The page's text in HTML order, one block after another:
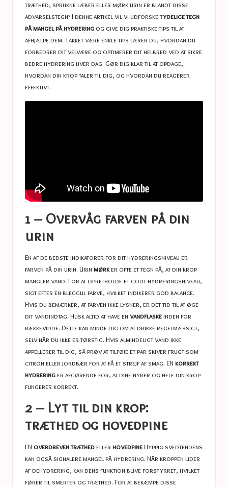
træthed, sprukne læber eller mørk urin er blandt disse
advarselstegn? I denne artikel vil vi udforsketydelige tegn
på mangel på hydrering og give dig praktiske tips til at
afhjælpe dem. Takket være enkle tips lærer du, hvordan du
forbedrer dit velvære og optimerer dit helbred ved at sikre
bedre hydrering hver dag. Gør dig klar til at opdage,
hvordan din krop taler til dig, og hvordan du reagerer
effektivt.
1 – Overvåg farven på din
urin
En af de bedste indikatorer for dit hydreringsniveau er
farven på din urin. Urin mørker ofte et tegn på, at din krop
mangler vand. For at opretholde et godt hydreringsniveau,
sigt efter en bleggul farve, hvilket indikerer god balance.
Hvis du bemærker, at farven ikke lysner, er det tid til at øge
dit vandindtag. Husk altid at have en vandflaskeinden for
rækkevidde. Dette kan minde dig om at drikke regelmæssigt,
selv når du ikke er tørstig. Hvis almindeligt vand ikke
appellerer til dig, så prøv at tilføje et par skiver frugt som
citron eller jordbær for at få et strejf af smag. EN korrekt
hydreringer afgørende for, at dine nyrer og hele din krop
fungerer korrekt.
2 – Lyt til din krop:
træthed og hovedpine
EN overdreven træthedeller hovedpineHyppig svedtendens
kan også signalere mangel på hydrering. Når kroppen lider
af dehydrering, kan dens funktion blive forstyrret, hvilket
fører til smerter og træthed. For at bekæmpe disse